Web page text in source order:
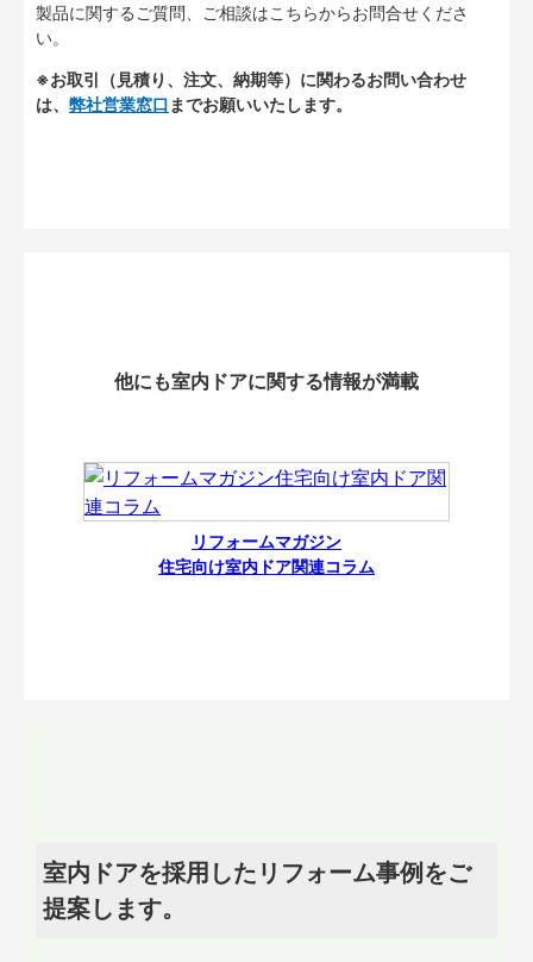
製品に関するご質問、ご相談はこちらからお問合せくださ
い。
※お取引（見積り、注文、納期等）に関わるお問い合わせ
は、 弊社営業窓口 までお願いいたします。
他にも室内ドアに関する情報が満載
リフォームマガジン
住宅向け室内ドア関連コラム
室内ドアを採用したリフォーム事例をご
提案します。